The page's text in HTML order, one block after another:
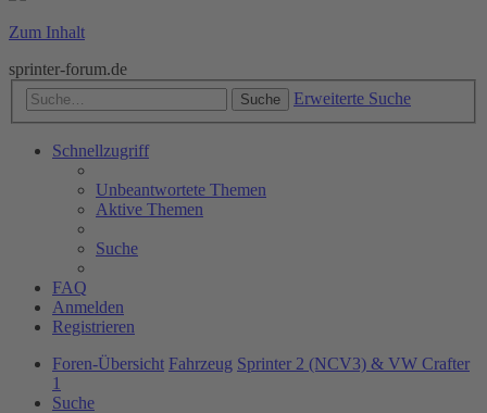
Zum Inhalt
sprinter-forum.de
Suche Erweiterte Suche
Schnellzugriff
Unbeantwortete Themen
Aktive Themen
Suche
FAQ
Anmelden
Registrieren
Foren-Übersicht Fahrzeug Sprinter 2 (NCV3) & VW Crafter
1
Suche